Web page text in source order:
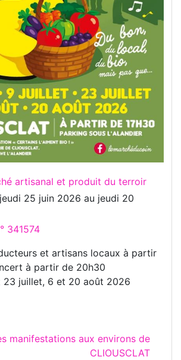
artisanal et produit du terroir
jeudi 25 juin 2026 au jeudi 20
341574
et artisans locaux à partir
à partir de 20h30
23 juillet, 6 et 20 août 2026
manifestations aux environs de
CLIOUSCLAT